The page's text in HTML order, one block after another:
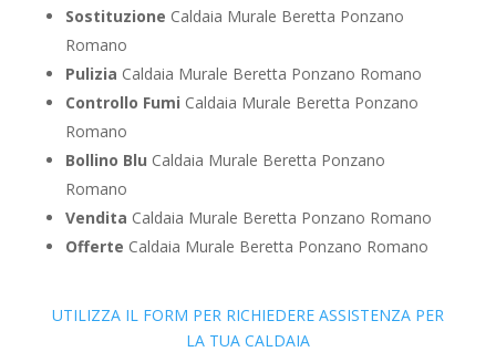
Sostituzione Caldaia Murale Beretta Ponzano
Romano
Pulizia Caldaia Murale Beretta Ponzano Romano
Controllo Fumi Caldaia Murale Beretta Ponzano
Romano
Bollino Blu Caldaia Murale Beretta Ponzano
Romano
Vendita Caldaia Murale Beretta Ponzano Romano
Offerte Caldaia Murale Beretta Ponzano Romano
UTILIZZA IL FORM PER RICHIEDERE ASSISTENZA PER
LA TUA CALDAIA